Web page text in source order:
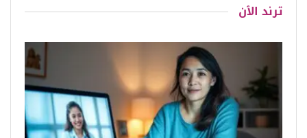
ترند الٱن